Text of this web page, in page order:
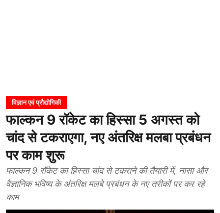
विज्ञान एवं प्रौद्योगिकी
फाल्कन 9 रॉकेट का हिस्सा 5 अगस्त को
चांद से टकराएगा, नए अंतरिक्ष मलबा प्रबंधन
पर काम शुरू
फाल्कन 9 रॉकेट का हिस्सा चांद से टकराने की तैयारी में, नासा और
वैज्ञानिक भविष्य के अंतरिक्ष मलबे प्रबंधन के नए तरीकों पर कर रहे
काम